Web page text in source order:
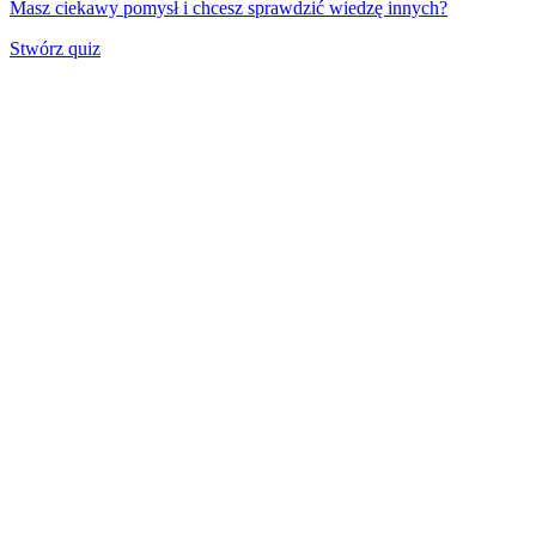
Masz ciekawy pomysł i chcesz sprawdzić wiedzę innych?
Stwórz quiz